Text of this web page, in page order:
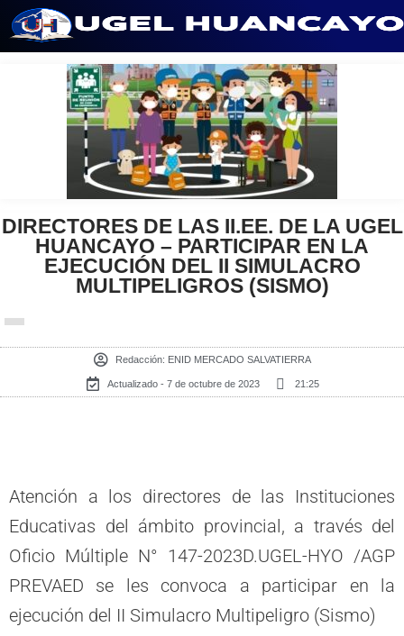
contenido
DIRECTORES DE LAS II.EE. DE LA UGEL
HUANCAYO – PARTICIPAR EN LA
EJECUCIÓN DEL II SIMULACRO
MULTIPELIGROS (SISMO)
Redacción: ENID MERCADO SALVATIERRA
Actualizado - 7 de octubre de 2023 21:25
Atención a los directores de las Instituciones
Educativas del ámbito provincial, a través del
Oficio Múltiple N° 147-2023D.UGEL-HYO /AGP
PREVAED se les convoca a participar en la
ejecución del II Simulacro Multipeligro (Sismo)